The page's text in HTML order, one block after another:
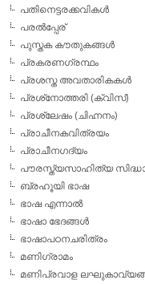
പതിനെട്ടരക്കവികള്‍
പരല്‍പ്പേര്
പുസ്തക കൗതുകങ്ങള്‍
പ്രകരണഗ്രന്ഥം
പ്രശസ്ത അവതാരികകള്‍
പ്രശ്‌നോത്തരി (ക്വിസ്)
പ്രശ്ലേഷം (ചിഹ്നനം)
പ്രാചീനകവിത്രയം
പ്രാചീനഗദ്യം
പൗരസ്ത്യസാഹിത്യ
ബ്രഹൂയി ഭാഷ
ഭാഷ എന്നാല്‍
ഭാഷാ ഭേദങ്ങള്‍
ഭാഷാപഠനചരിത്രം
മണിഗ്രാമം
മണിപ്രവാള